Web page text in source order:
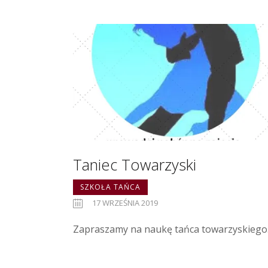
Taniec Towarzyski
SZKOŁA TAŃCA
17 WRZEŚNIA 2019
Zapraszamy na naukę tańca